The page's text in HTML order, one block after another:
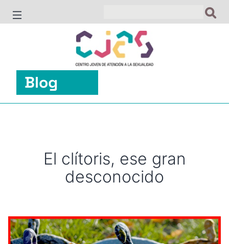
Blog
El clítoris, ese gran
desconocido